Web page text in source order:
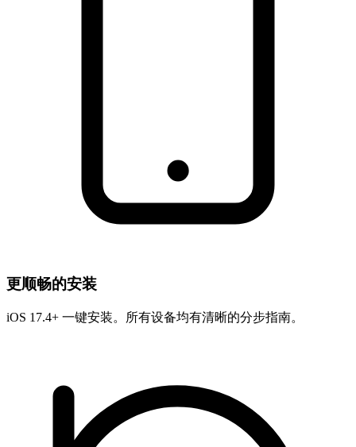
更顺畅的安装
iOS 17.4+ 一键安装。所有设备均有清晰的分步指南。